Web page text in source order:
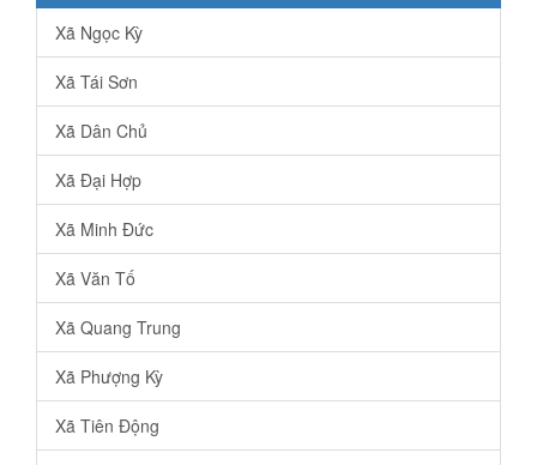
Xã Ngọc Kỳ
Xã Tái Sơn
Xã Dân Chủ
Xã Đại Hợp
Xã Minh Đức
Xã Văn Tố
Xã Quang Trung
Xã Phượng Kỳ
Xã Tiên Động